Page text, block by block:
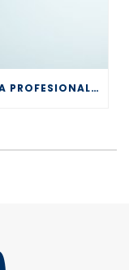
ERRORES COMUNES EN LA LIMPIEZA PROFESIONAL Y CÓMO EVITARLOS